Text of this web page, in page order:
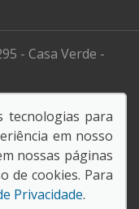
- Casa Verde -
LTDA
tecnologias para
em nosso
nossas páginas
de cookies. Para
Privacidade.